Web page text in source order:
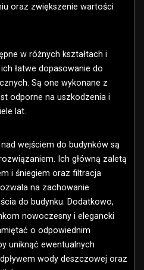
oraz zwiększenie wartości
w różnych kształtach i
łatwe dopasowanie do
Są one wykonane z
odporne na uszkodzenia i
lat.
wejściem do budynków są
Ich główną zaletą
i śniegiem oraz filtracja
na zachowanie
do budynku. Dodatkowo,
nowoczesny i elegancki
o odpowiednim
uniknąć ewentualnych
wody deszczowej oraz